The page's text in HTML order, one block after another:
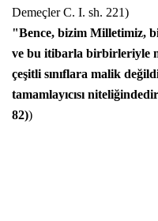
Demeçler C. I. sh. 221)
"Bence, bizim Milletimiz,
ve bu itibarla birbirleriyle
çeşitli sınıflara malik
tamamlayıcısı
82))